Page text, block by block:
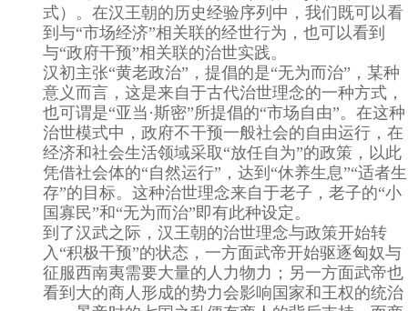
式）。在汉王朝的历史经验序列中，我们既可以看
到与“市场经济”相关联的经世行为，也可以看到
与“政府干预”相关联的治世实践。
汉初主张“黄老政治”，提倡的是“无为而治”，某种
意义而言，这是来自于古代治世理念的一种方式，
也可谓是“亚当·斯密”所提倡的“市场自由”。在这种
治世模式中，政府不干预一般社会的自由运行，在
经济和社会生活领域采取“放任自为”的政策，以此
凭借社会体的“自然运行”，达到“休养生息”“适者生
存”的目标。这种治世理念来自于老子，老子的“小
国寡民”和“无为而治”即有此种设定。
到了汉武之际，汉王朝的治世理念与政策开始转
入“积极干预”的状态，一方面武帝开始驱逐匈奴与
征服西南夷需要大量的人力物力；另一方面武帝也
看到大的商人形成的势力会影响国家和王权的统治